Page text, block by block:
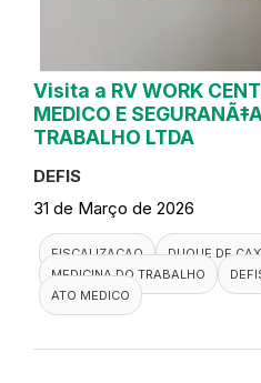
Visita a RV WORK
MEDICO E
TRABALHO LTDA
DEFIS
31 de Março de 2026
FISCALIZACAO
DUQUE DE
MEDICINA DO TRABALHO
ATO MEDICO